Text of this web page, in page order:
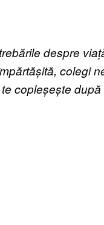
despre
colegi
copleșește